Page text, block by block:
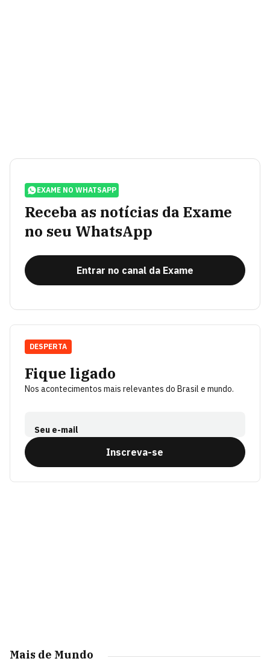
EXAME NO WHATSAPP
Receba as notícias da Exame
no seu WhatsApp
Entrar no canal da Exame
Fique ligado
Nos acontecimentos mais relevantes do Brasil e mundo.
Seu e-mail
Inscreva-se
DESPERTA
Mais de Mundo